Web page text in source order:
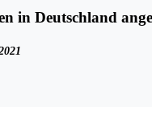
in Deutschland